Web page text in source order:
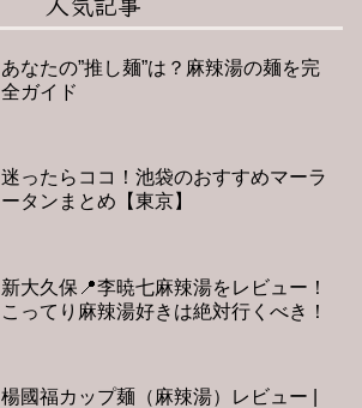
あなたの”推し麺”は？麻辣湯の麺を完
全ガイド
迷ったらココ！池袋のおすすめマーラ
ータンまとめ【東京】
新大久保📍李暁七麻辣湯をレビュー！
こってり麻辣湯好きは絶対行くべき！
楊國福カップ麺（麻辣湯）レビュー |